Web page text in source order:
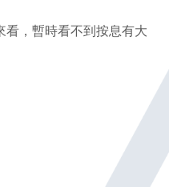
，暫時看不到按息有大